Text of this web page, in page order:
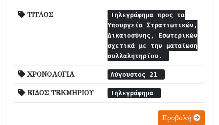
ΤΙΤΛΟΣ
Τηλεγράφημα προς τα
Υπουργεία Στρατιωτικών,
Δικαιοσύνης, Εσωτερικών
σχετικά με την ματαίωση
συλλαλητηρίου.
ΧΡΟΝΟΛΟΓΙΑ Αύγουστος 21
ΕΙΔΟΣ ΤΕΚΜΗΡΙΟΥ Τηλεγράφημα
Προβολή